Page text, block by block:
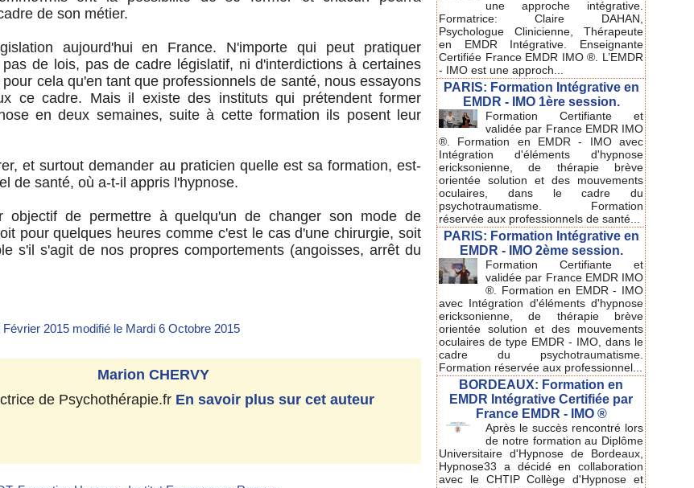
de son métier.
aujourd'hui en France. N'importe qui peut pratiquer
pas de lois, pas de cadre législatif, ni d'interdictions à certaines
cela qu'en tant que professionnels de santé, nous essayons
ce cadre. Mais il existe des instituts qui prétendent former
en deux semaines, suite à cette formation ils posent leur
et surtout demander au praticien quelle est sa formation, est-
de santé, où a-t-il appris l'hypnose.
objectif de permettre à quelqu'un de changer son mode de
pour quelques heures comme c'est le cas d'une chirurgie, soit
s'il s'agit de nos propres comportements (angoisses, arrêt du
2015 modifié le Mardi 6 Octobre 2015
Marion CHERVY
de Psychothérapie.fr En savoir plus sur cet auteur
une approche intégrative.
Formatrice: Claire DAHAN,
Psychologue Clinicienne, Thérapeute
en EMDR Intégrative. Enseignante
Certifiée France EMDR IMO ®. L’EMDR
- IMO est une approch...
PARIS: Formation Intégrative en
EMDR - IMO 1ère session.
Formation Certifiante et
validée par France EMDR IMO
®. Formation en EMDR - IMO avec
Intégration d'éléments d'hypnose
ericksonienne, de thérapie brève
orientée solution et des mouvements
oculaires, dans le cadre du
psychotraumatisme. Formation
réservée aux professionnels de santé...
PARIS: Formation Intégrative en
EMDR - IMO 2ème session.
Formation Certifiante et
validée par France EMDR IMO
®. Formation en EMDR - IMO
avec Intégration d'éléments d'hypnose
ericksonienne, de thérapie brève
orientée solution et des mouvements
oculaires de type EMDR - IMO, dans le
cadre du psychotraumatisme.
Formation réservée aux professionnel...
BORDEAUX: Formation en
EMDR Intégrative Certifiée par
France EMDR - IMO ®
Après le succès rencontré lors
de notre formation au Diplôme
Universitaire d'Hypnose de Bordeaux,
Hypnose33 a décidé en collaboration
avec le CHTIP Collège d'Hypnose et